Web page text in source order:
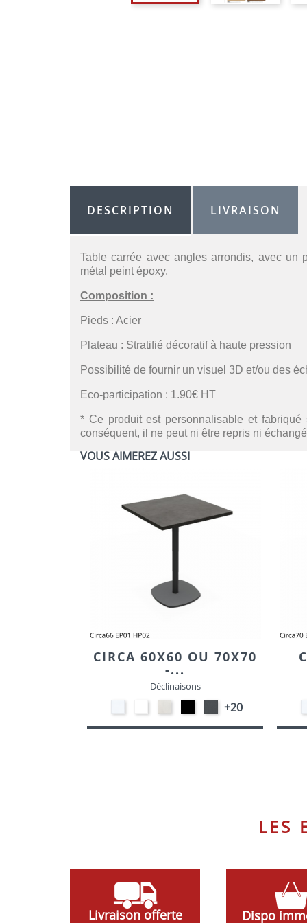
DESCRIPTION LIVRAISON
Table carrée avec angles arrondis, avec un
métal peint époxy.
Composition :
Pieds : Acier
Plateau : Stratifié décoratif à haute pression
Possibilité de fournir un visuel 3D et/ou des
Eco-participation : 1.90€ HT
* Ce produit est personnalisable et fabriqué
conséquent, il ne peut ni être repris ni échangé
VOUS AIMEREZ AUSSI
CIRCA 60X60 OU 70X70
-...
Déclinaisons
HP90
-
BLANCHP93
-
-
NOIR
EP72
-
GRAPHITE
+20
LES
Livraison offerte Dispo